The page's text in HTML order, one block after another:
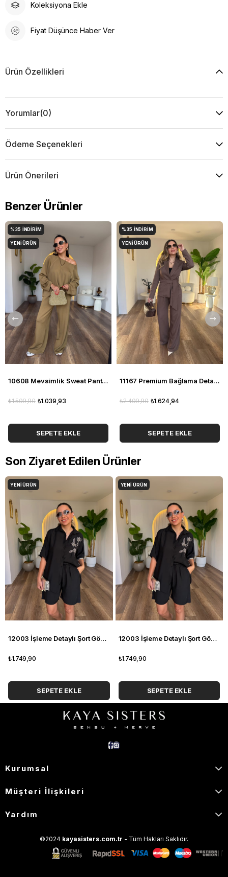
Koleksiyona Ekle
Fiyat Düşünce Haber Ver
Ürün Özellikleri
Yorumlar(0)
Ödeme Seçenekleri
Ürün Önerileri
Benzer Ürünler
10608 Mevsimlik Sweat Pantolon Takım
₺1.039,93
₺1.599,90
SEPETE EKLE
%35 İNDIRIM
YENI ÜRÜN
11167 Premium Bağlama Detaylı Pantolon Ceket Takım
₺1.624,94
₺2.499,90
SEPETE EKLE
%35 İNDIRIM
YENI ÜRÜN
Son Ziyaret Edilen Ürünler
12003 İşleme Detaylı Şort Gömlek Takım
₺1.749,90
SEPETE EKLE
YENI ÜRÜN
12003 İşleme Detaylı Şort Gömlek Takım
₺1.749,90
SEPETE EKLE
YENI ÜRÜN
Kurumsal
Müşteri İlişkileri
Yardım
©2024 kayasisters.com.tr - Tüm Hakları Saklıdır.